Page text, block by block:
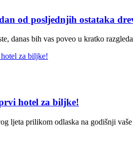
od posljednjih ostataka
danas bih vas poveo u kratko
hotel za biljke!
ljeta prilikom odlaska na godišnji